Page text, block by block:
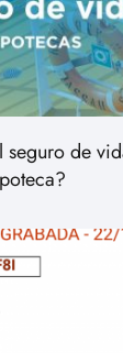
de